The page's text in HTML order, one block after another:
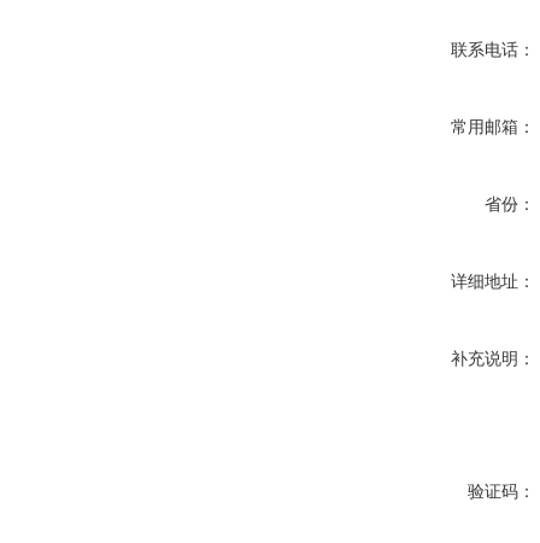
联系电话：
常用邮箱：
省份：
详细地址：
补充说明：
验证码：